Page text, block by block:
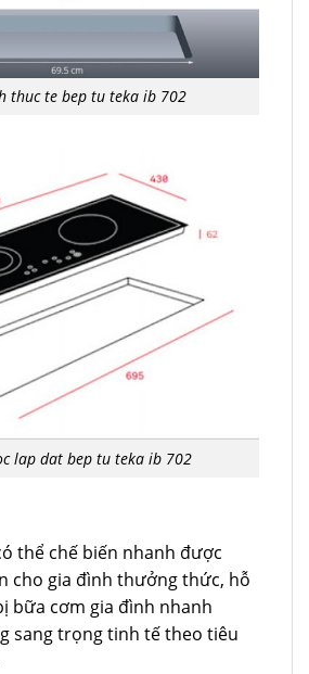
thuc te bep tu teka ib 702
lap dat bep tu teka ib 702
thể chế biến nhanh được
cho gia đình thưởng thức, hỗ
bữa cơm gia đình nhanh
sang trọng tinh tế theo tiêu